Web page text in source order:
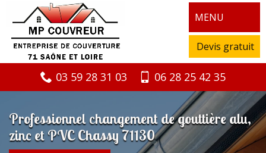
MENU
Devis gratuit
03 59 28 31 03 06 28 25 42 35
Professionnel changement de gouttière alu,
zinc et PVC Chassy 71130